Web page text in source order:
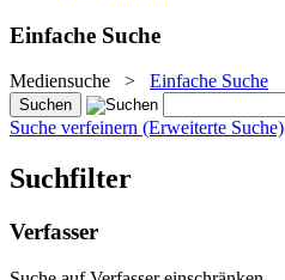
Einfache Suche
Mediensuche > Einfache Suche
Suche verfeinern (Erweiterte Suche)
Suchfilter
Verfasser